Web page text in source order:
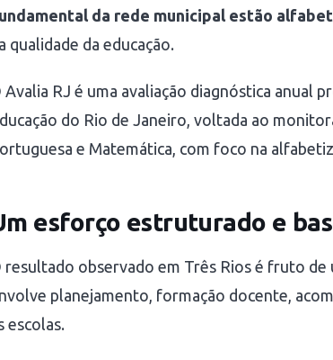
da rede municipal estão
qualidade da educação.
Avalia RJ é uma avaliação diagnóstica anual
do Rio de Janeiro, voltada ao
e Matemática, com foco na
esforço estruturado e
resultado observado em Três Rios é fruto
planejamento, formação docente,
escolas.